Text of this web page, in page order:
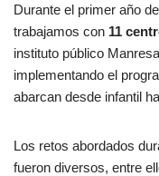
Durante el primer año
trabajamos con 11
instituto público
implementando el
abarcan desde infantil
Los retos abordados
fueron diversos, entre